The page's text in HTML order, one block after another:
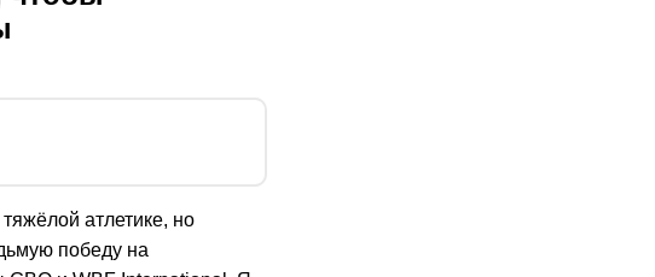
атлетике, но
победу на